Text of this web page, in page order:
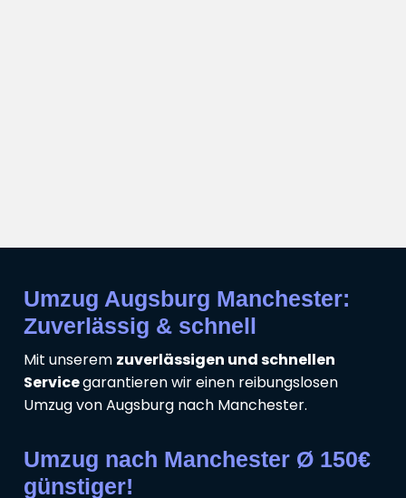
Umzug Augsburg Manchester:
Zuverlässig & schnell
Mit unserem zuverlässigen und schnellen
Servicegarantieren wir einen reibungslosen
Umzug von Augsburg nach Manchester.
Umzug nach Manchester Ø 150€
günstiger!